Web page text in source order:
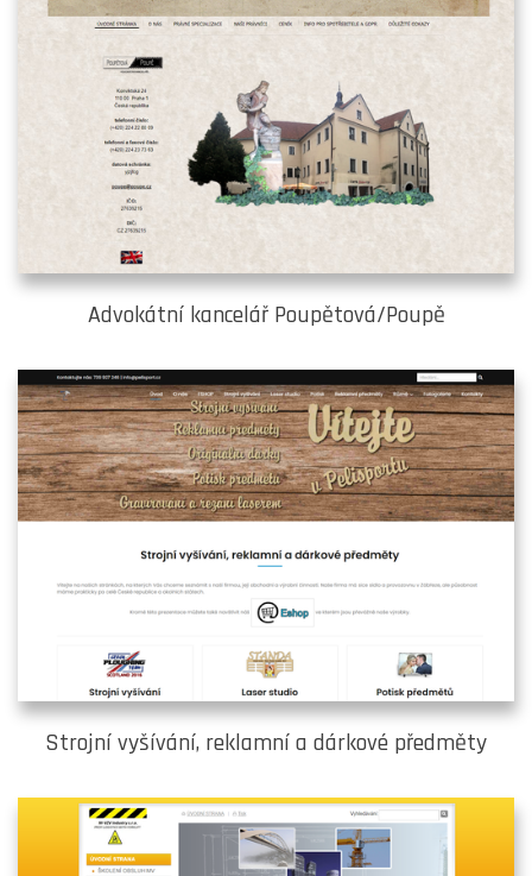
Advokátní kancelář Poupětová/Poupě
Strojní vyšívání, reklamní a dárkové předměty